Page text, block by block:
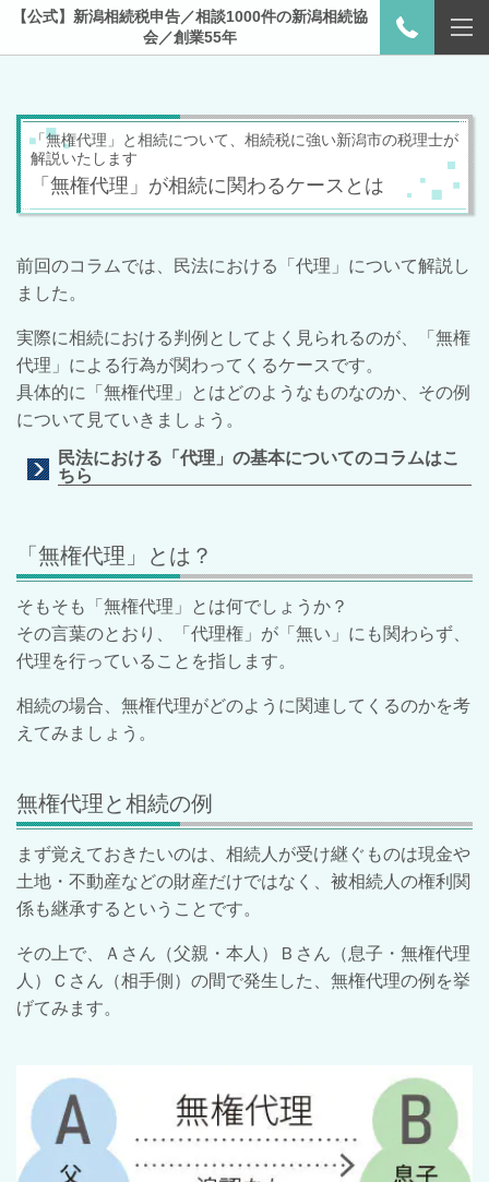
【公式】新潟相続税申告／相談1000件の新潟相続協
会／創業55年
「無権代理」と相続について、相続税に強い新潟市の税理士が
解説いたします
「無権代理」が相続に関わるケースとは
前回のコラムでは、民法における「代理」について解説し
ました。
実際に相続における判例としてよく見られるのが、「無権
代理」による行為が関わってくるケースです。
具体的に「無権代理」とはどのようなものなのか、その例
について見ていきましょう。
民法における「代理」の基本についてのコラムはこ
ちら
「無権代理」とは？
そもそも「無権代理」とは何でしょうか？
その言葉のとおり、「代理権」が「無い」にも関わらず、
代理を行っていることを指します。
相続の場合、無権代理がどのように関連してくるのかを考
えてみましょう。
無権代理と相続の例
まず覚えておきたいのは、相続人が受け継ぐものは現金や
土地・不動産などの財産だけではなく、被相続人の権利関
係も継承するということです。
その上で、Ａさん（父親・本人）Ｂさん（息子・無権代理
人）Ｃさん（相手側）の間で発生した、無権代理の例を挙
げてみます。